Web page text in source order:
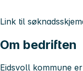
Link til
Om bedriften
Eidsvoll kommune